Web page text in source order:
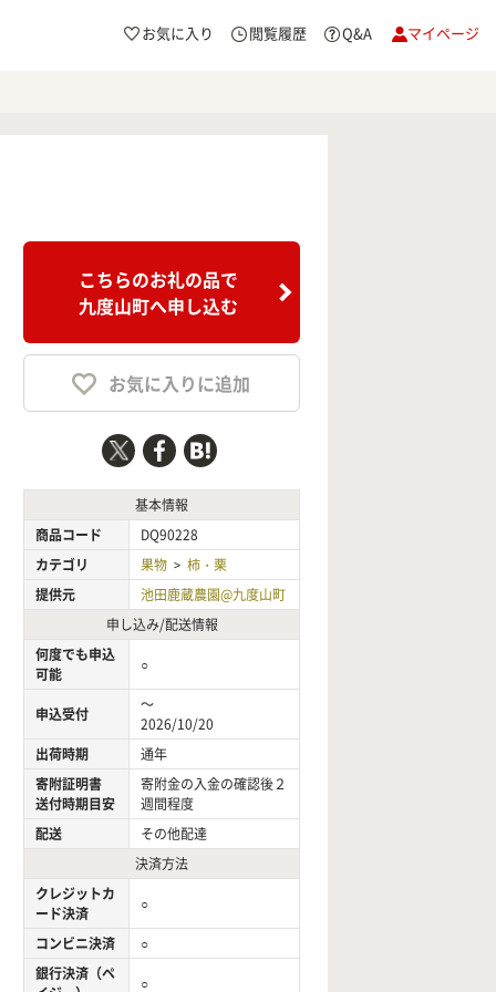
お気に入り 閲覧履歴 Q&A マイページ
こちらのお礼の品で
九度山町へ申し込む
お気に入りに追加
基本情報
商品コード
DQ90228
カテゴリ
果物 > 柿・栗
提供元
池田鹿蔵農園@九度山町
申し込み/配送情報
何度でも申込
可能
○
申込受付
～
2026/10/20
出荷時期
通年
寄附証明書
送付時期目安
寄附金の入金の確認後２
週間程度
配送
その他配達
決済方法
クレジットカ
ード決済
○
コンビニ決済
○
銀行決済（ペ
○